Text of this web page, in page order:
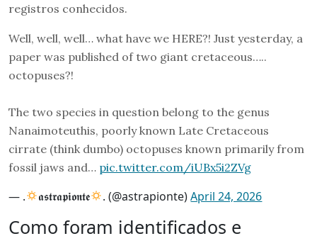
registros conhecidos.
Well, well, well… what have we HERE?! Just yesterday, a
paper was published of two giant cretaceous…..
octopuses?!
The two species in question belong to the genus
Nanaimoteuthis, poorly known Late Cretaceous
cirrate (think dumbo) octopuses known primarily from
fossil jaws and… pic.twitter.com/iUBx5i2ZVg
— . 𝖆𝖘𝖙𝖗𝖆𝖕𝖎𝖔𝖓𝖙𝖊 . (@astrapionte)April 24, 2026
Como foram identificados e